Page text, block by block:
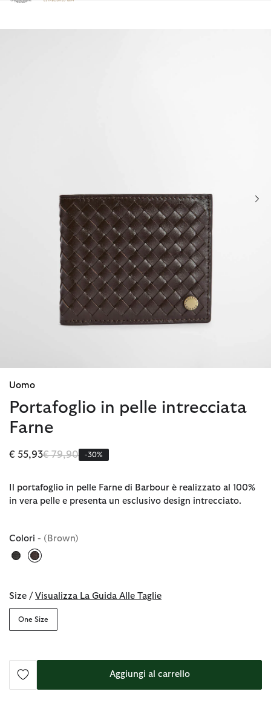
Clicca per visualizzare la nostra Dichiarazione di Accessibilità
Uomo
Portafoglio in pelle intrecciata
Farne
€ 55,93Prezzo ridotto da
€ 79,90a -30%
Il portafoglio in pelle Farne di Barbour è realizzato al 100%
in vera pelle e presenta un esclusivo design intrecciato.
Colori - (Brown)
Size / Visualizza La Guida Alle Taglie
One Size
Aggiungi al carrello